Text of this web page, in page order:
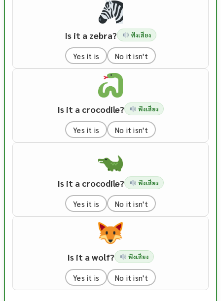
Is it a zebra? ฟังเสียง
Yes it is No it isn't
Is it a crocodile? ฟังเสียง
Yes it is No it isn't
Is it a crocodile? ฟังเสียง
Yes it is No it isn't
Is it a wolf? ฟังเสียง
Yes it is No it isn't